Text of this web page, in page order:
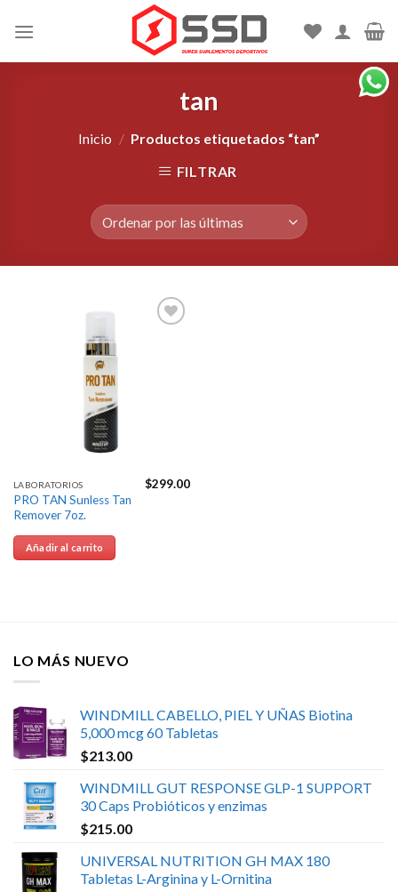
tan
Inicio / Productos etiquetados “tan”
FILTRAR
LABORATORIOS
PRO TAN Sunless Tan
Remover 7oz.
$299.00
Añadir al carrito
LO MÁS NUEVO
WINDMILL CABELLO, PIEL Y UÑAS Biotina
5,000 mcg 60 Tabletas
$213.00
WINDMILL GUT RESPONSE GLP-1 SUPPORT
30 Caps Probióticos y enzimas
$215.00
UNIVERSAL NUTRITION GH MAX 180
Tabletas L-Arginina y L-Ornitina